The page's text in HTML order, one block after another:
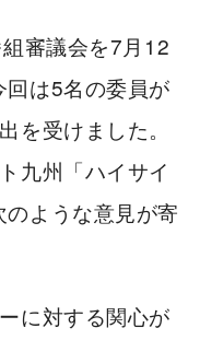
審議会を7月12
回は5名の委員が
を受けました。
九州「ハイサイ
ような意見が寄
に対する関心が